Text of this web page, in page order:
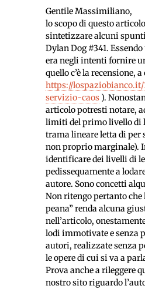
detto:
Gentile Massimiliano,
lo scopo di questo
sintetizzare alcuni
Dylan Dog #341.
era negli intenti fornire
quello c’è la recensione,
https://
servizio-caos ).
articolo potresti notare,
limiti del primo livello di
trama lineare letta di per
non proprio marginale).
identificare dei livelli di
pedissequamente a
autore. Sono concetti
Non ritengo pertanto
peana” renda alcuna
nell’articolo,
lodi immotivate e senza
autori, realizzate senza
le opere di cui si va a
Prova anche a rileggere
nostro sito riguardo